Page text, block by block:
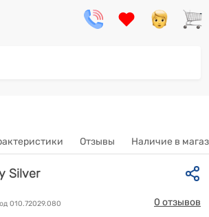
Отзывы Наличие в
Silver
010.72029.080 0 отзывов